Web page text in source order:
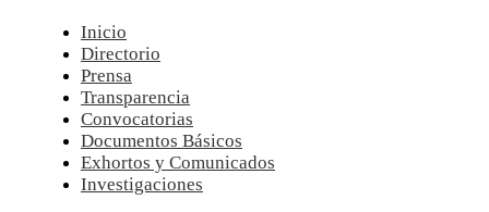
Inicio
Directorio
Prensa
Transparencia
Convocatorias
Documentos Básicos
Exhortos y Comunicados
Investigaciones